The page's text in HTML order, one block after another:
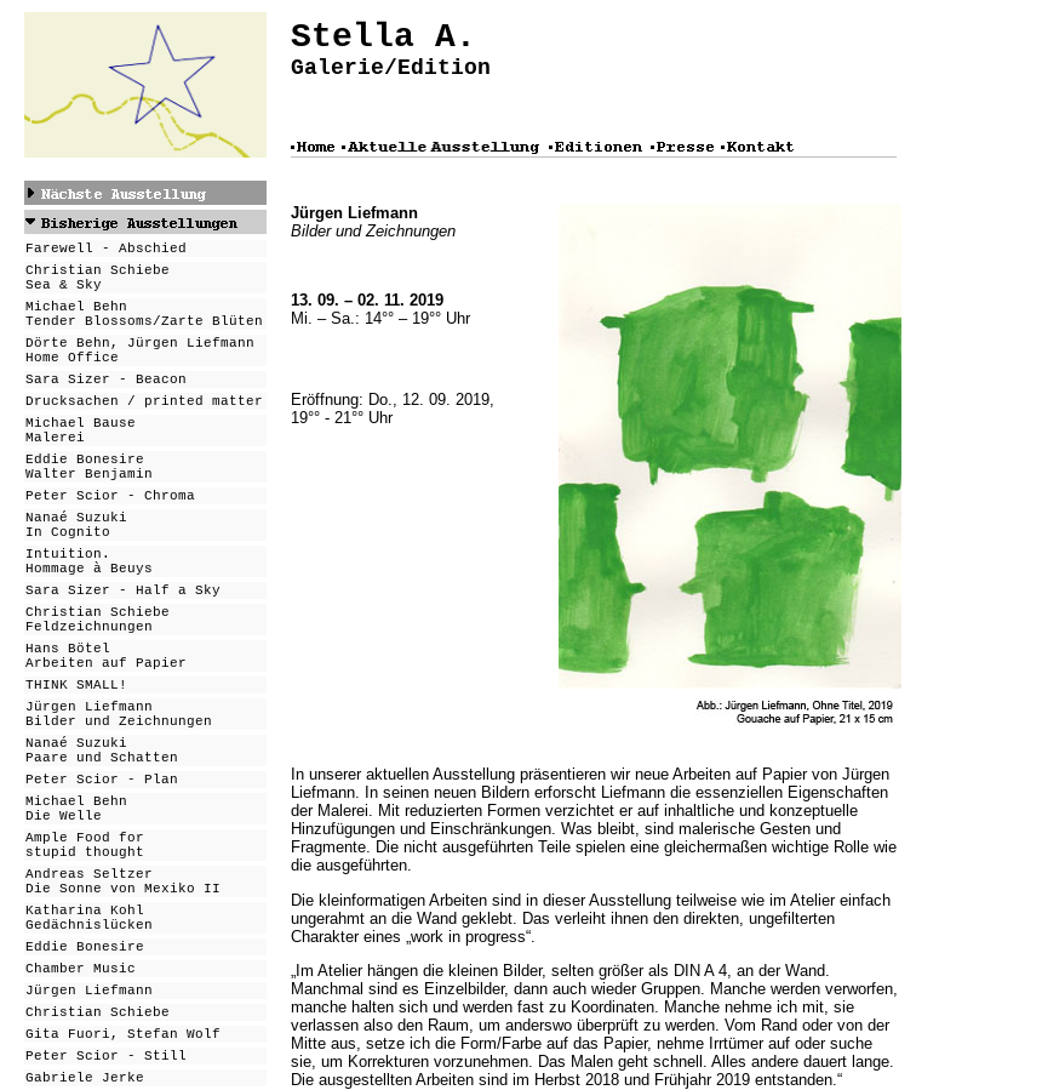
Stella A.
Galerie/Edition
Jürgen Liefmann
Bilder und Zeichnungen
13. 09. – 02. 11. 2019
Mi. – Sa.: 14°° – 19°° Uhr
Eröffnung: Do., 12. 09. 2019,
19°° - 21°° Uhr
In unserer aktuellen Ausstellung präsentieren wir neue Arbeiten auf Papier von Jürgen
Liefmann. In seinen neuen Bildern erforscht Liefmann die essenziellen Eigenschaften
der Malerei. Mit reduzierten Formen verzichtet er auf inhaltliche und konzeptuelle
Hinzufügungen und Einschränkungen. Was bleibt, sind malerische Gesten und
Fragmente. Die nicht ausgeführten Teile spielen eine gleichermaßen wichtige Rolle wie
die ausgeführten.
Die kleinformatigen Arbeiten sind in dieser Ausstellung teilweise wie im Atelier einfach
ungerahmt an die Wand geklebt. Das verleiht ihnen den direkten, ungefilterten
Charakter eines „work in progress“.
„Im Atelier hängen die kleinen Bilder, selten größer als DIN A 4, an der Wand.
Manchmal sind es Einzelbilder, dann auch wieder Gruppen. Manche werden verworfen,
manche halten sich und werden fast zu Koordinaten. Manche nehme ich mit, sie
verlassen also den Raum, um anderswo überprüft zu werden. Vom Rand oder von der
Mitte aus, setze ich die Form/Farbe auf das Papier, nehme Irrtümer auf oder suche
sie, um Korrekturen vorzunehmen. Das Malen geht schnell. Alles andere dauert lange.
Die ausgestellten Arbeiten sind im Herbst 2018 und Frühjahr 2019 entstanden.“
Farewell - Abschied
Christian Schiebe
Sea & Sky
Michael Behn
Tender Blossoms/Zarte Blüten
Dörte Behn, Jürgen Liefmann
Home Office
Sara Sizer - Beacon
Drucksachen / printed matter
Michael Bause
Malerei
Eddie Bonesire
Walter Benjamin
Peter Scior - Chroma
Nanaé Suzuki
In Cognito
Intuition.
Hommage à Beuys
Sara Sizer - Half a Sky
Christian Schiebe
Feldzeichnungen
Hans Bötel
Arbeiten auf Papier
THINK SMALL!
Jürgen Liefmann
Bilder und Zeichnungen
Nanaé Suzuki
Paare und Schatten
Peter Scior - Plan
Michael Behn
Die Welle
Ample Food for
stupid thought
Andreas Seltzer
Die Sonne von Mexiko II
Katharina Kohl
Gedächnislücken
Eddie Bonesire
Chamber Music
Jürgen Liefmann
Christian Schiebe
Gita Fuori, Stefan Wolf
Peter Scior - Still
Gabriele Jerke